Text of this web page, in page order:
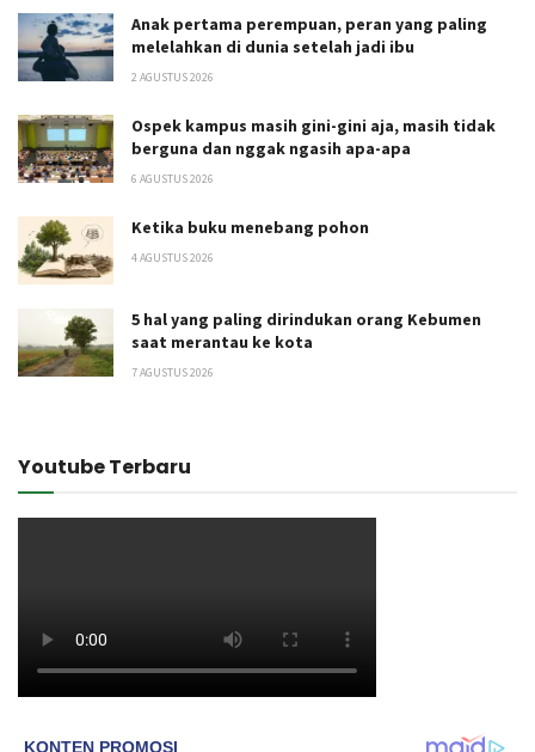
Anak pertama perempuan, peran yang paling
melelahkan di dunia setelah jadi ibu
2 AGUSTUS 2026
Ospek kampus masih gini-gini aja, masih tidak
berguna dan nggak ngasih apa-apa
6 AGUSTUS 2026
Ketika buku menebang pohon
4 AGUSTUS 2026
5 hal yang paling dirindukan orang Kebumen
saat merantau ke kota
7 AGUSTUS 2026
Youtube Terbaru